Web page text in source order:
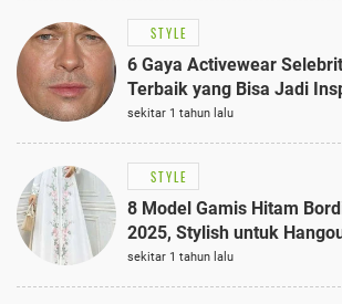
STYLE
6 Gaya Activewear
Terbaik yang Bisa Jadi
sekitar 1 tahun lalu
STYLE
8 Model Gamis Hitam
2025, Stylish untuk
Semi-Formal
sekitar 1 tahun lalu